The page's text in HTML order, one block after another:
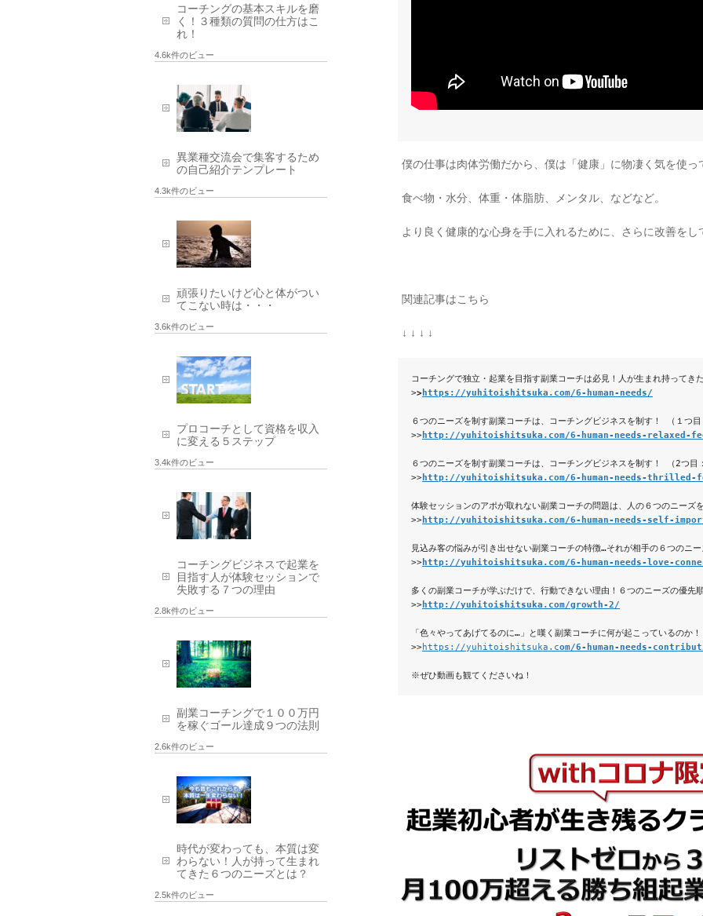
僕の仕事は肉体労働だから、僕は「健康」に物凄く気を使っ
食べ物・水分、体重・体脂肪、メンタル、などなど。
より良く健康的な心身を手に入れるために、さらに改善をし
関連記事はこちら
↓ ↓ ↓ ↓
コーチングで独立・起業を目指す副業コーチは必見！人が生まれ持ってき
>>https://yuhitoishitsuka.com/6-human-needs/
６つのニーズを制す副業コーチは、コーチングビジネスを制す！ （１つ目
>>http://yuhitoishitsuka.com/6-human-needs-relaxed-
６つのニーズを制す副業コーチは、コーチングビジネスを制す！ （2つ目
>>http://yuhitoishitsuka.com/6-human-needs-thrilled-
体験セッションのアポが取れない副業コーチの問題は、人の６つのニー
>>http://yuhitoishitsuka.com/6-human-needs-self-
見込み客の悩みが引き出せない副業コーチの特徴…それが相手の６つのニ
>>http://yuhitoishitsuka.com/6-human-needs-love-
多くの副業コーチが学ぶだけで、行動できない理由！６つのニーズの優先
>>http://yuhitoishitsuka.com/growth-2/
「色々やってあげてるのに…」と嘆く副業コーチに何が起こっているのか
>>https://yuhitoishitsuka.com/6-human-needs-
※ぜひ動画も観てくださいね！
コーチングの基本スキルを磨
く！３種類の質問の仕方はこ
れ！
4.6k件のビュー
異業種交流会で集客するため
の自己紹介テンプレート
4.3k件のビュー
頑張りたいけど心と体がつい
てこない時は・・・
3.6k件のビュー
プロコーチとして資格を収入
に変える５ステップ
3.4k件のビュー
コーチングビジネスで起業を
目指す人が体験セッションで
失敗する７つの理由
2.8k件のビュー
副業コーチングで１００万円
を稼ぐゴール達成９つの法則
2.6k件のビュー
時代が変わっても、本質は変
わらない！人が持って生まれ
てきた６つのニーズとは？
2.5k件のビュー